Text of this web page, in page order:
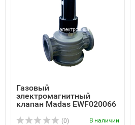
Газовый
электромагнитный
клапан Madas EWF020066
(0) В наличии